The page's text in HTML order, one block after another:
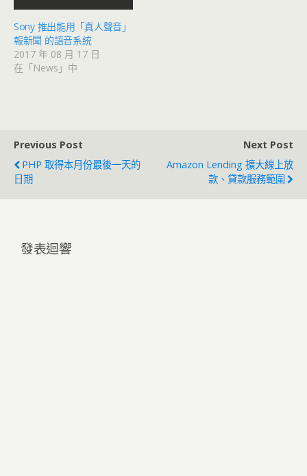
Sony 推出能用「真人聲音」
報新聞 的語音系統
2017 年 08 月 17 日
在「News」中
Previous Post
PHP 取得本月份最後一天的
日期
Next Post
Amazon Lending 擴大線上放
款、貸款服務範圍
發表迴響